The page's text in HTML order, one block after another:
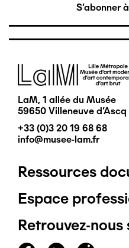
S'abonner
Image
LaM, 1 allée du Musée
59650 Villeneuve d'Ascq
+33 (0)3 20 19 68 68
info@musee-lam.fr
Pied
de
page
Ressources
Espace
Retrouvez-nous